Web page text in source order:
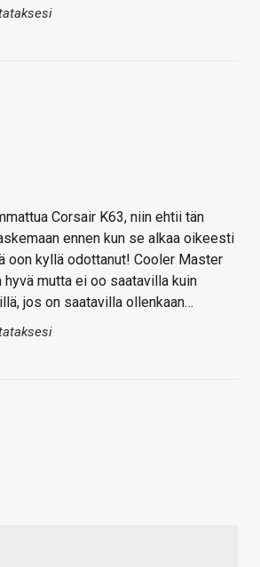
Corsair K63, niin ehtii tän
ennen kun se alkaa oikeesti
oon kyllä odottanut! Cooler Master
mutta ei oo saatavilla kuin
jos on saatavilla ollenkaan…